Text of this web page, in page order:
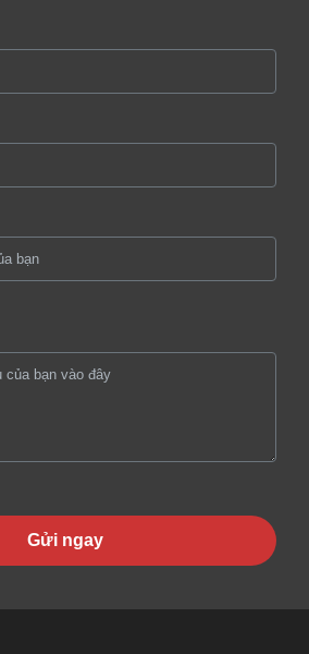
Gửi ngay